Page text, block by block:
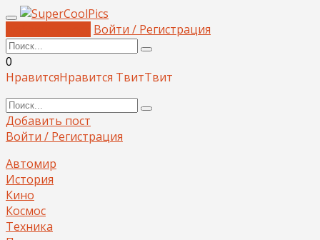
Войти / Регистрация
0
НравитсяНравится ТвитТвит
Добавить пост
Войти / Регистрация
Автомир
История
Кино
Космос
Техника